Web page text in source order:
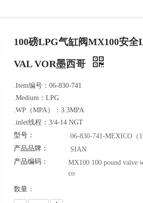
100磅LPG气缸阀MX100安全
VAL VOR墨西哥
.Item编号：06-830-741
.Medium：LPG
.WP（MPA）：3.3MPA
.inlet线程：3/4-14 NGT
型号：
06-830-741-MEXICO（
产品品牌：
SIAN
产品编码：
MX100 100 pound valve
co
数量：